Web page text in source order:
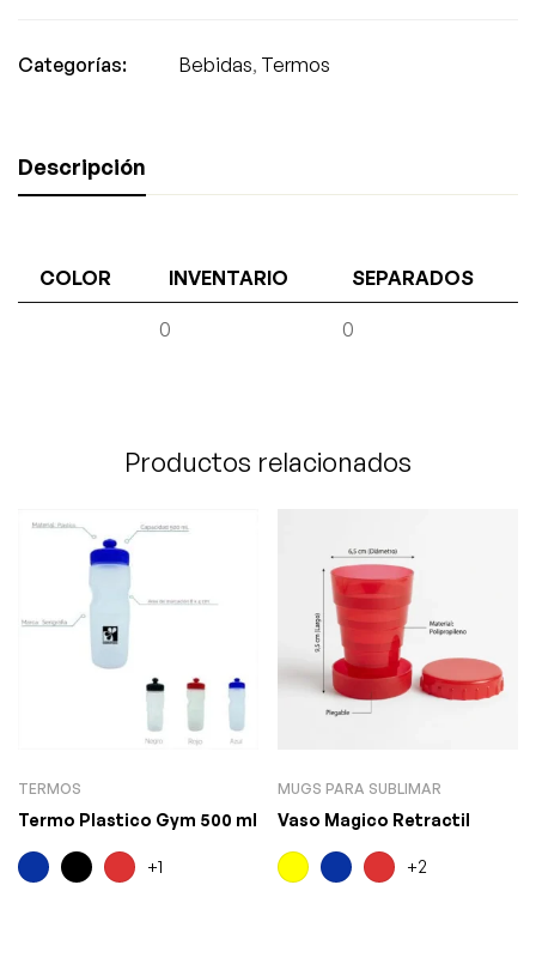
Categorías: Bebidas, Termos
Descripción
COLOR INVENTARIO SEPARADOS
0 0
Productos relacionados
TERMOS
Termo Plastico Gym 500 ml
+1
MUGS PARA SUBLIMAR
Vaso Magico Retractil
+2